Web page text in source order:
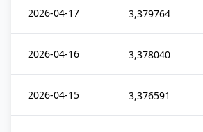
2026-04-17 3,379764
2026-04-16 3,378040
2026-04-15 3,376591